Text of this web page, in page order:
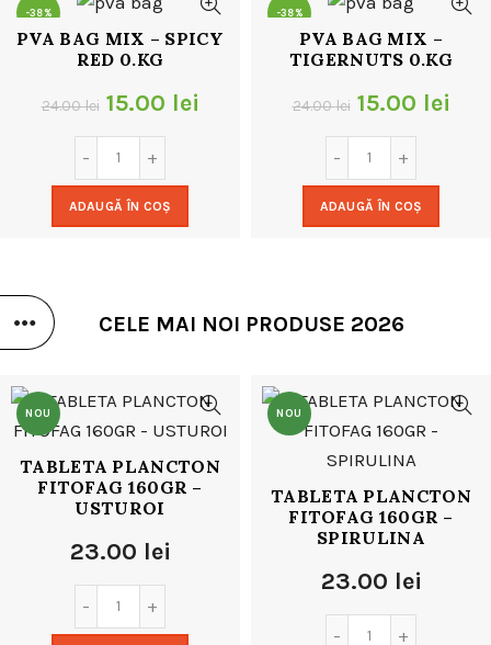
-38%
PVA BAG MIX – SPICY
RED 0.KG
24.00lei Prețul
inițial
a
fost:
15.00 lei
ADAUGĂ ÎN COȘ
-38%
PVA BAG MIX –
TIGERNUTS 0.KG
24.00lei Prețul
inițial
a
fost:
15.00 lei
ADAUGĂ ÎN COȘ
CELE MAI NOI PRODUSE 2026
NOU
TABLETA PLANCTON
FITOFAG 160GR –
USTUROI
23.00 lei
NOU
TABLETA PLANCTON
FITOFAG 160GR –
SPIRULINA
23.00 lei